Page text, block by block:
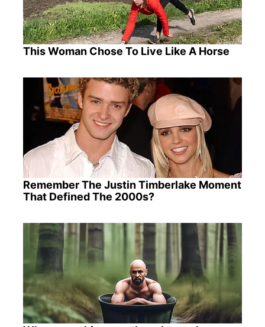
This Woman Chose To Live Like A Horse
Remember The Justin Timberlake Moment
That Defined The 2000s?